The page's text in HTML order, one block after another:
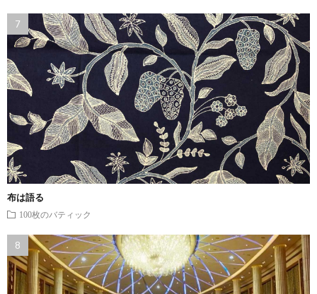
布は語る
100枚のバティック